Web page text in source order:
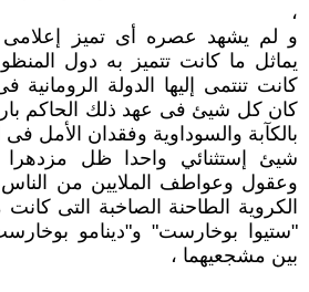
،
و لم يشهد عصره أى تميز إعلامى
يماثل ما كانت تتميز به دول
كانت تنتمى إليها الدولة
كان كل شيئ فى عهد ذلك الحاكم
بالكآبة والسوداوية وفقدان الأمل فى
شيئ إستثنائي واحدا ظل مزدهرا
وعقول وعواطف الملايين من
الكروية الطاحنة الصاخبة التى
"ستيوا بوخارست" و"دينامو
بين مشجعيهما ،